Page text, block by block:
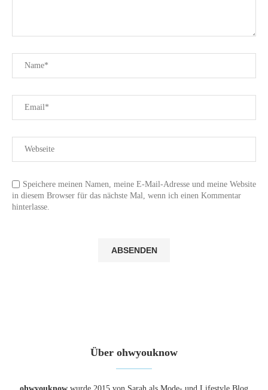
Speichere meinen Namen, meine E-Mail-Adresse und meine Website
in diesem Browser für das nächste Mal, wenn ich einen Kommentar
hinterlasse.
Über ohwyouknow